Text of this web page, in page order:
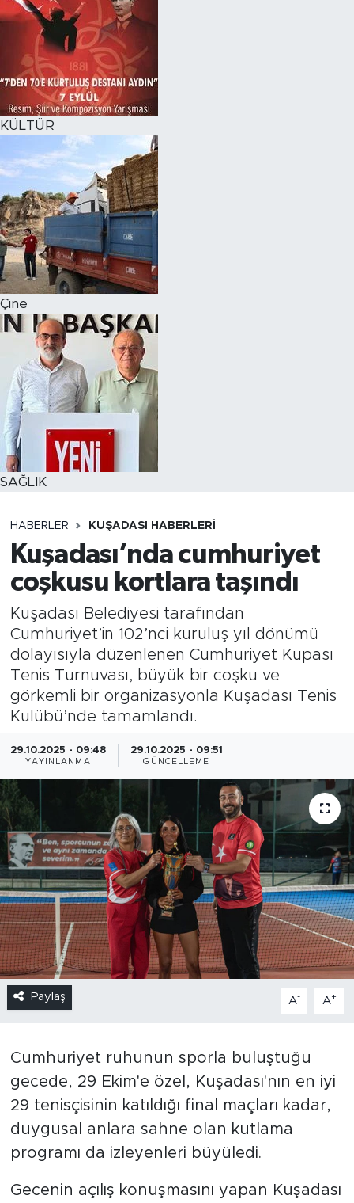
KÜLTÜR
Çine
SAĞLIK
HABERLER KUŞADASI HABERLERI
Kuşadası’nda cumhuriyet
coşkusu kortlara taşındı
Kuşadası Belediyesi tarafından
Cumhuriyet’in 102’nci kuruluş yıl dönümü
dolayısıyla düzenlenen Cumhuriyet Kupası
Tenis Turnuvası, büyük bir coşku ve
görkemli bir organizasyonla Kuşadası Tenis
Kulübü’nde tamamlandı.
29.10.2025 - 09:48
YAYINLANMA
29.10.2025 - 09:51
GÜNCELLEME
Paylaş A- A+
Cumhuriyet ruhunun sporla buluştuğu
gecede, 29 Ekim'e özel, Kuşadası'nın en iyi
29 tenisçisinin katıldığı final maçları kadar,
duygusal anlara sahne olan kutlama
programı da izleyenleri büyüledi.
Gecenin açılış konuşmasını yapan Kuşadası